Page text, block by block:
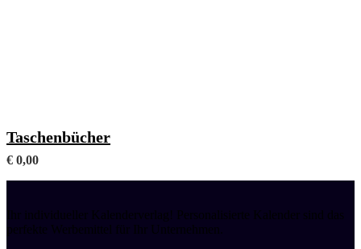
Taschenbücher
€ 0,00
Ihr individueller Kalenderverlag! Personalisierte Kalender sind das
perfekte Werbemittel für Ihr Unternehmen.